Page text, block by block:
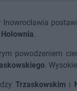
Hołownia.
powodzeniem
.
Trzaskowskim i